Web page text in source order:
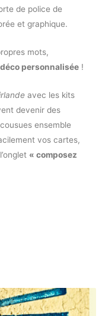
de police de
et graphique.
mots,
déco personnalisée !
avec les kits
devenir des
ensemble
vos cartes,
« composez